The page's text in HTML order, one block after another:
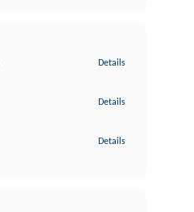
Details
Details
Details